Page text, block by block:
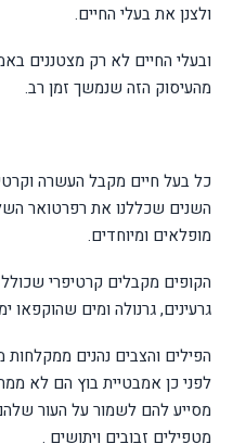
ולצנן את בעלי החיים.
ובעלי החיים לא רק מצטננים
מהעיסוק הזה שנמשך זמן רב.
כל בעל חיים מקבל העשרה
השנים שכללנו את רפרטואר
מופלאים ומיוחדים.
הקופים מקבלים קרטיפרי
גרעינים, גרנולה ומים שהוקפאו
הפילים והצבים נהנים
לפני כן אמבטיית בוץ הם לא
מסייע להם לשמור על העור
מטפילים זבובים ויתושים .